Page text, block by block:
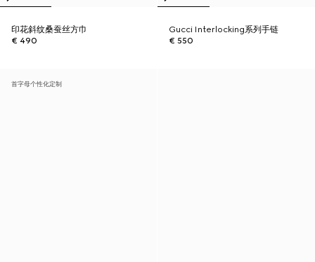
印花斜纹桑蚕丝方巾
€ 490
Gucci Interlocking系列手链
€ 550
首字母个性化定制